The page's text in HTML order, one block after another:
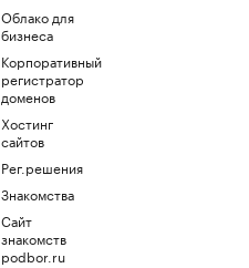
Облако для
бизнеса
Корпоративный
регистратор
доменов
Хостинг
сайтов
Рег.решения
Знакомства
Сайт
знакомств
podbor.ru